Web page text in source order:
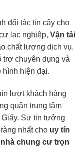
đối tác tin cậy cho
lạc nghiệp, Vận tải
chất lượng dịch vụ,
trợ chuyên dụng và
hình hiện đại.
lượt khách hàng
quận trung tâm
Sự tin tưởng
nhất cho uy tín
chung cư trọn